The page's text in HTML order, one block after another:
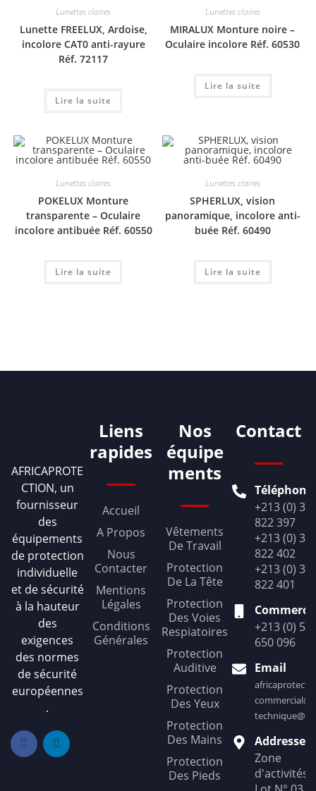
Lunettes claires
Lunette FREELUX, Ardoise,
incolore CAT0 anti-rayure
Réf. 72117
Lire la suite
Lunettes claires
MIRALUX Monture noire –
Oculaire incolore Réf. 60530
Lire la suite
Lunettes claires
POKELUX Monture
transparente – Oculaire
incolore antibuée Réf. 60550
Lire la suite
Lunettes claires
SPHERLUX, vision
panoramique, incolore anti-
buée Réf. 60490
Lire la suite
AFRICAPROTE
CTION, un
fournisseur
des
équipements
de protection
individuelle
et de sécurité
à la hauteur
des
exigences
des normes
de sécurité
européennes
.
Liens
rapides
Accueil
A Propos
Nous
Contacter
Mentions
Légales
Conditions
Générales
Nos
équipe
ments
Vêtements
De Travail
Protection
De La Tête
Protection
Des Voies
Respiatoires
Protection
Auditive
Protection
Des Yeux
Protection
Des Mains
Protection
Des Pieds
Contact
Téléphone
+213 (0) 36
822 397
+213 (0) 36
822 402
+213 (0) 36
822 401
+213 (0)
650 096
Email
Addresse
Zone
d'activités